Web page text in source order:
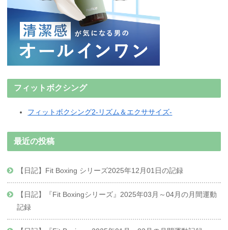
フィットボクシング
フィットボクシング2-リズム＆エクササイズ-
最近の投稿
【日記】Fit Boxing シリーズ2025年12月01日の記録
【日記】『Fit Boxingシリーズ』2025年03月～04月の月間運動
記録